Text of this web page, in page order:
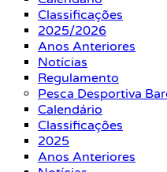
Classificações
2025/2026
Anos Anteriores
Notícias
Regulamento
Pesca Desportiva
Calendário
Classificações
2025
Anos Anteriores